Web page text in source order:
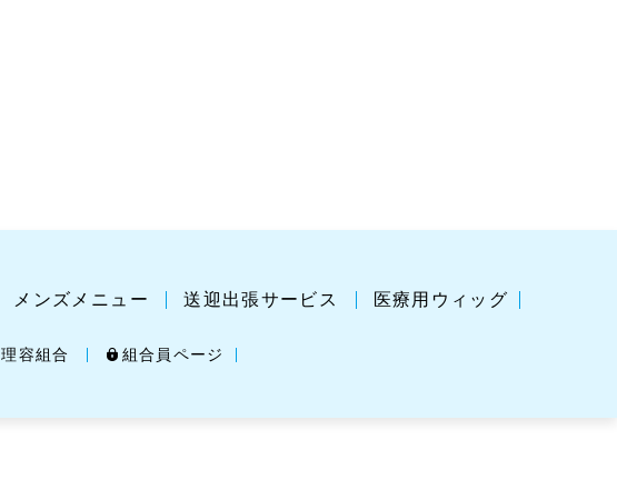
メンズメニュー 送迎出張サービス 医療用ウィッグ
理容組合 組合員ページ